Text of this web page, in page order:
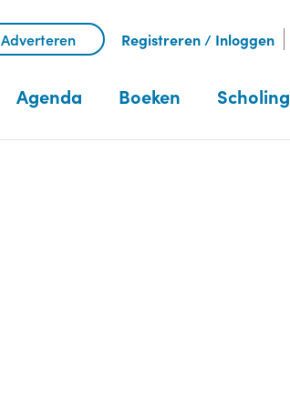
Adverteren Registreren / Inloggen
Agenda Boeken Scholing